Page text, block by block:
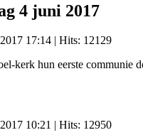
4 juni 2017
17:14 | Hits: 12129
kerk hun eerste communie
10:21 | Hits: 12950